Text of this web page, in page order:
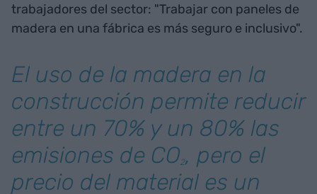
trabajadores del sector: "Trabajar con paneles de
madera en una fábrica es más seguro e inclusivo".
El uso de la madera en la
construcción permite reducir
entre un 70% y un 80% las
emisiones de CO2, pero el
precio del material es un